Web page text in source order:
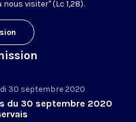
visiter" (Lc 1,28).
30 septembre 2020
du 30 septembre 2020